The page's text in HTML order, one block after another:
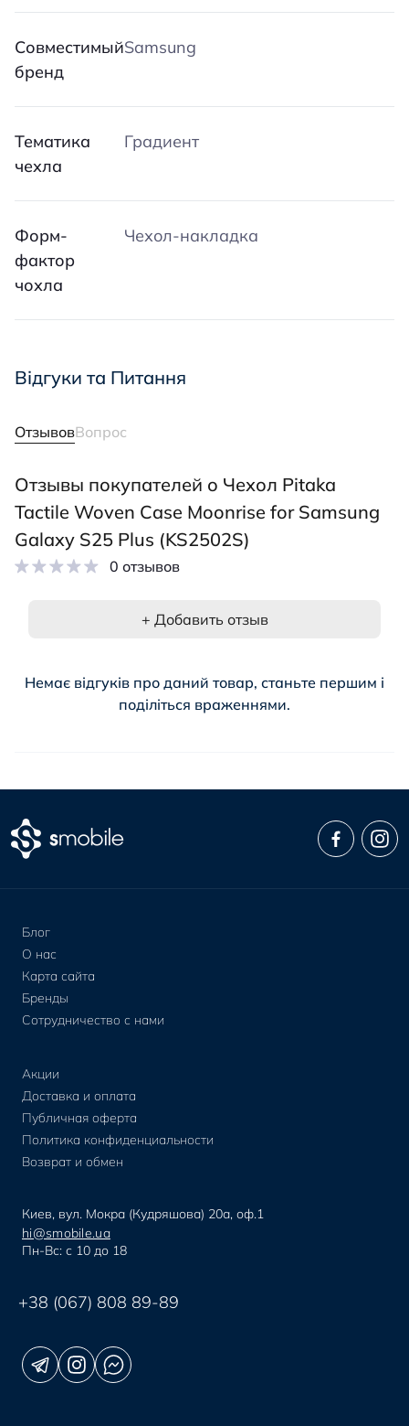
Совместимый
бренд
Samsung
Тематика
чехла
Градиент
Форм-
фактор
чохла
Чехол-накладка
Відгуки та Питання
ОтзывовВопрос
Отзывы покупателей о Чехол Pitaka
Tactile Woven Case Moonrise for Samsung
Galaxy S25 Plus (KS2502S)
0 отзывов
+ Добавить отзыв
Немає відгуків про даний товар, станьте першим і
поділіться враженнями.
Блог
О нас
Карта сайта
Бренды
Сотрудничество с нами
Акции
Доставка и оплата
Публичная оферта
Политика конфиденциальности
Возврат и обмен
Киев, вул. Мокра (Кудряшова) 20а, оф.1
hi@smobile.ua
Пн-Вс: с 10 до 18
+38 (067) 808 89-89